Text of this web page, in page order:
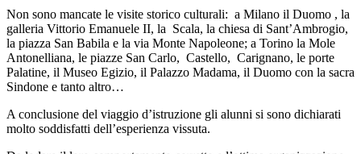
Non sono mancate le visite storico culturali: a Milano il Duomo , la
galleria Vittorio Emanuele II, la Scala, la chiesa di Sant’Ambrogio,
la piazza San Babila e la via Monte Napoleone; a Torino la Mole
Antonelliana, le piazze San Carlo, Castello, Carignano, le porte
Palatine, il Museo Egizio, il Palazzo Madama, il Duomo con la sacra
Sindone e tanto altro…
A conclusione del viaggio d’istruzione gli alunni si sono dichiarati
molto soddisfatti dell’esperienza vissuta.